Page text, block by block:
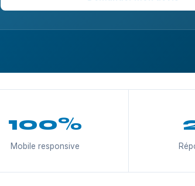
100%
Mobile responsive